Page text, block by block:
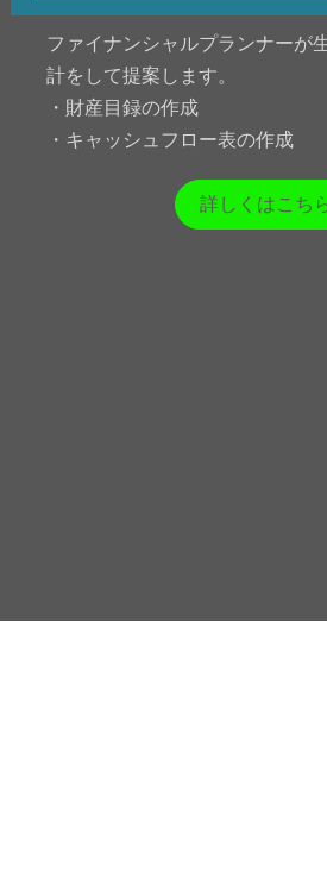
ファイナンシャルプランナーが
計をして提案します。
・財産目録の作成
・キャッシュフロー表の作成
詳しくはこち